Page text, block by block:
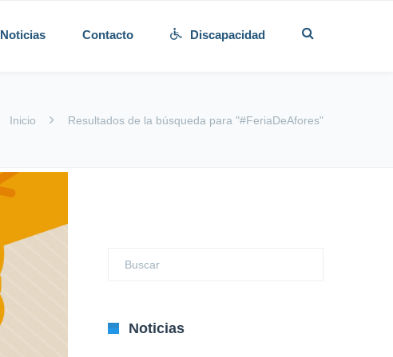
Noticias Contacto Discapacidad
Inicio Resultados de la búsqueda para "#FeriaDeAfores"
Noticias